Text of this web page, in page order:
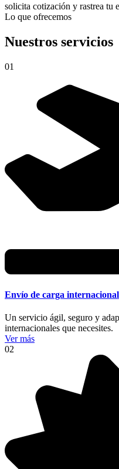
solicita cotización y rastrea tu
Lo que ofrecemos
Nuestros servicios
01
Envío de carga internacional
Un servicio ágil, seguro y
internacionales que necesites.
Ver más
02